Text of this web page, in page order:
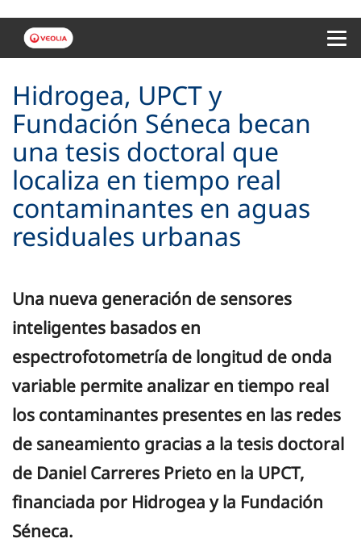
Hidrogea, UPCT y
Fundación Séneca becan
una tesis doctoral que
localiza en tiempo real
contaminantes en aguas
residuales urbanas
Una nueva generación de sensores
inteligentes basados en
espectrofotometría de longitud de onda
variable permite analizar en tiempo real
los contaminantes presentes en las redes
de saneamiento gracias a la tesis doctoral
de Daniel Carreres Prieto en la UPCT,
financiada por Hidrogea y la Fundación
Séneca.